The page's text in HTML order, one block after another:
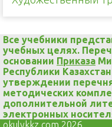
Все учебники
учебных целях.
основании Приказа
Республики
утверждении
методических
дополнительной
электронных
okulykkz.com 2026